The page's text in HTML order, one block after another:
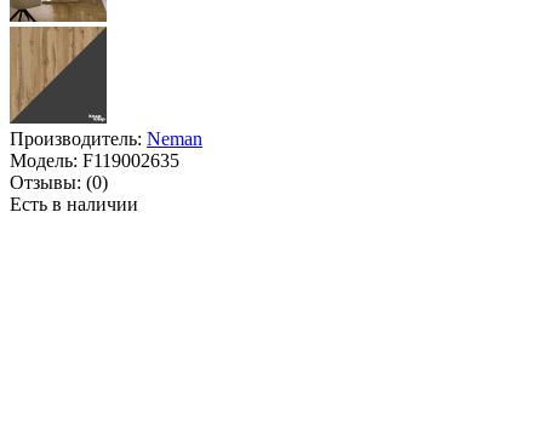
Производитель: Neman
Модель: F119002635
Отзывы: (0)
Есть в наличии